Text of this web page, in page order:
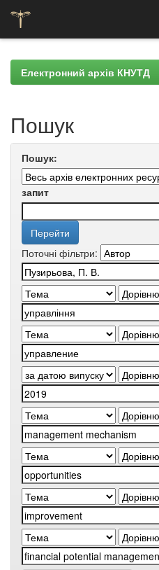
navigationЕлектронний архів КНУТД
Пошук
Пошук:
запит
Поточні фільтри: